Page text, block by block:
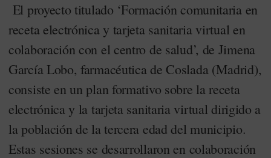
El proyecto titulado ‘Formación comunitaria en
receta electrónica y tarjeta sanitaria virtual en
colaboración con el centro de salud’, de Jimena
García Lobo, farmacéutica de Coslada (Madrid),
consiste en un plan formativo sobre la receta
electrónica y la tarjeta sanitaria virtual dirigido a
la población de la tercera edad del municipio.
Estas sesiones se desarrollaron en colaboración